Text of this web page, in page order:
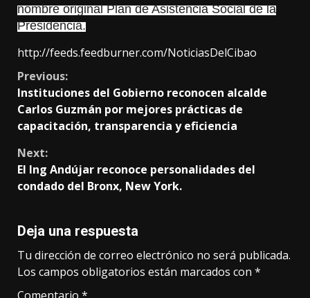
nombre original Plan de Asistencia Social de la
Presidencia.
http://feeds.feedburner.com/NoticiasDelCibao
Continue
Reading
Previous:
Instituciones del Gobierno reconocen alcalde
Carlos Guzmán por mejores prácticas de
capacitación, transparencia y eficiencia
Next:
El Ing Andújar reconoce personalidades del
condado del Bronx, New York.
Deja una respuesta
Tu dirección de correo electrónico no será publicada.
Los campos obligatorios están marcados con *